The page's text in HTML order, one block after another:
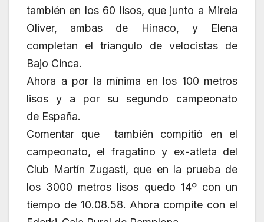
también en los 60 lisos, que junto a Mireia
Oliver, ambas de Hinaco, y Elena
completan el triangulo de velocistas de
Bajo Cinca.
Ahora a por la mínima en los 100 metros
lisos y a por su segundo campeonato
de España.
Comentar que también compitió en el
campeonato, el fragatino y ex-atleta del
Club Martín Zugasti, que en la prueba de
los 3000 metros lisos quedo 14º con un
tiempo de 10.08.58. Ahora compite con el